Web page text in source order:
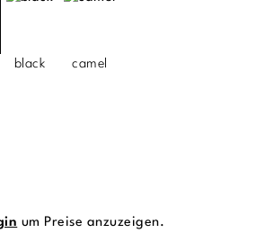
black camel
um Preise anzuzeigen.